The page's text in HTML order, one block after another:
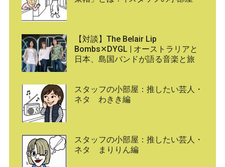
【対談】The Belair Lip
Bombs✕DYGL | オーストラリアと
日本、島国バンドが語る音楽と旅
スタッフの小部屋：推したい芸人・
ネタ わきき編
スタッフの小部屋：推したい芸人・
ネタ まりりん編